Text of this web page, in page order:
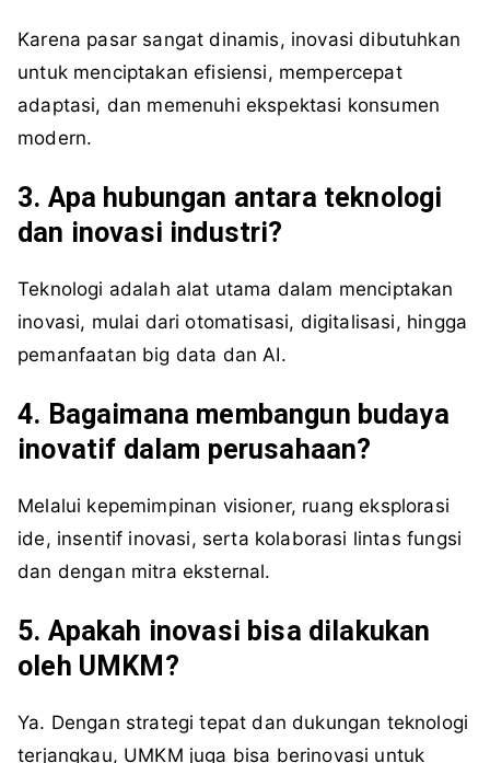
Karena pasar sangat dinamis, inovasi dibutuhkan
untuk menciptakan efisiensi, mempercepat
adaptasi, dan memenuhi ekspektasi konsumen
modern.
3. Apa hubungan antara teknologi
dan inovasi industri?
Teknologi adalah alat utama dalam menciptakan
inovasi, mulai dari otomatisasi, digitalisasi, hingga
pemanfaatan big data dan AI.
4. Bagaimana membangun budaya
inovatif dalam perusahaan?
Melalui kepemimpinan visioner, ruang eksplorasi
ide, insentif inovasi, serta kolaborasi lintas fungsi
dan dengan mitra eksternal.
5. Apakah inovasi bisa dilakukan
oleh UMKM?
Ya. Dengan strategi tepat dan dukungan teknologi
terjangkau, UMKM juga bisa berinovasi untuk